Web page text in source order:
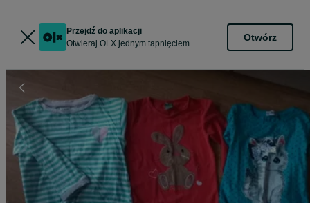
Przejdź do aplikacji
Otwieraj OLX jednym tapnięciem
Otwórz